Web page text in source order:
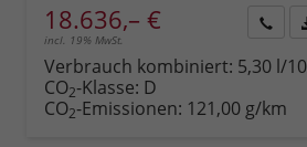
18.636,– €
incl. 19% MwSt.
Verbrauch kombiniert: 5,30 l/
CO2-Klasse: D
CO2-Emissionen: 121,00 g/km